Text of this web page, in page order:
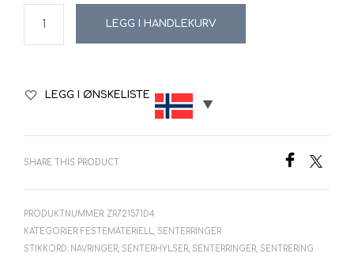
LEGG I HANDLEKURV
LEGG I ØNSKELISTE
SHARE THIS PRODUCT
PRODUKTNUMMER: ZR721571D4
KATEGORIER: FESTEMATERIELL
SENTERRINGER
STIKKORD: NAVRINGER SENTERHYLSER SENTERRINGER SENTRERING